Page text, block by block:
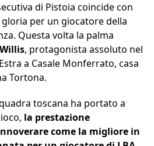
di Pistoia coincide con
gloria per un giocatore della
Questa volta la palma
, protagonista assoluto nel
a Casale Monferrato, casa
Tortona.
toscana ha portato a
la prestazione
come la migliore in